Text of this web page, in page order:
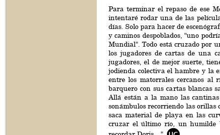
Para terminar el repaso de ese
intentaré rodar una de las
días. Solo para hacer de
y caminos despoblados, "uno
Mundial". Todo está cruzado por
los jugadores de cartas de una
jugadores, el de mejor suerte,
jodienda colectiva el hambre y la
entre los matorrales cercanos al
barquero con sus cartas blancas
Allá están a la mano las
sonámbulos recorriendo las
saca material de playa en las
cruzar el último río, un humilde